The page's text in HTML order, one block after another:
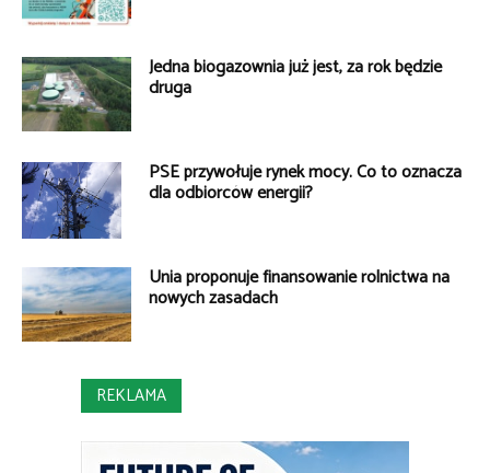
Jedna biogazownia już jest, za rok będzie
druga
PSE przywołuje rynek mocy. Co to oznacza
dla odbiorców energii?
Unia proponuje finansowanie rolnictwa na
nowych zasadach
REKLAMA